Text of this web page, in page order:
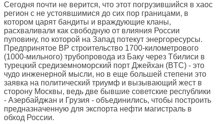
Сегодня почти не верится, что этот погрузившийся в хаос
регион с не устоявшимися до сих пор границами, в
котором царят бандиты и враждующие кланы,
расхваливали как свободную от влияния России
пуповину, по которой на Запад потекут энергоресурсы.
Предпринятое ВР строительство 1700-километрового
(1000-мильного) трубопровода из Баку через Тбилиси в
турецкий средиземноморский порт Джейхан (BTC) - это
чудо инженерной мысли, но в еще большей степени это
заявка на политический триумф и вызывающий жест в
сторону Москвы, ведь две бывшие советские республики
- Азербайджан и Грузия - объединились, чтобы построить
предназначенную для экспорта нефти магистраль в
обход России.